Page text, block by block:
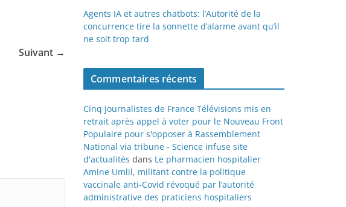
Suivant →
Agents IA et autres chatbots: l’Autorité de la
concurrence tire la sonnette d’alarme avant qu’il
ne soit trop tard
Commentaires récents
Cinq journalistes de France Télévisions mis en
retrait après appel à voter pour le Nouveau Front
Populaire pour s'opposer à Rassemblement
National via tribune - Science infuse site
d'actualités dans Le pharmacien hospitalier
Amine Umlil, militant contre la politique
vaccinale anti-Covid révoqué par l’autorité
administrative des praticiens hospitaliers